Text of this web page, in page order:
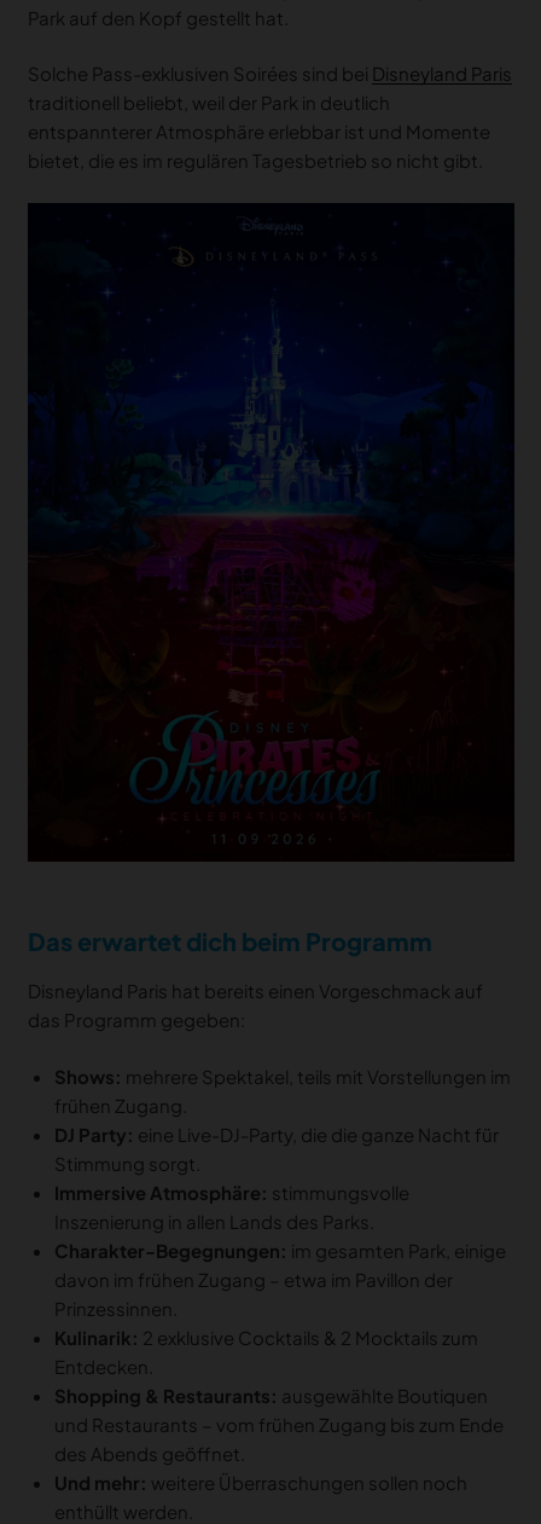
Park auf den Kopf gestellt hat.
Solche Pass-exklusiven Soirées sind bei Disneyland Paris
traditionell beliebt, weil der Park in deutlich
entspannterer Atmosphäre erlebbar ist und Momente
bietet, die es im regulären Tagesbetrieb so nicht gibt.
Das erwartet dich beim Programm
Disneyland Paris hat bereits einen Vorgeschmack auf
das Programm gegeben:
Shows: mehrere Spektakel, teils mit Vorstellungen im
frühen Zugang.
DJ Party: eine Live-DJ-Party, die die ganze Nacht für
Stimmung sorgt.
Immersive Atmosphäre: stimmungsvolle
Inszenierung in allen Lands des Parks.
Charakter-Begegnungen: im gesamten Park, einige
davon im frühen Zugang – etwa im Pavillon der
Prinzessinnen.
Kulinarik: 2 exklusive Cocktails & 2 Mocktails zum
Entdecken.
Shopping & Restaurants: ausgewählte Boutiquen
und Restaurants – vom frühen Zugang bis zum Ende
des Abends geöffnet.
Und mehr: weitere Überraschungen sollen noch
enthüllt werden.